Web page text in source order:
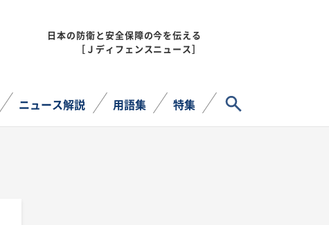
日本の防衛と安全保障の今を伝える
［Ｊディフェンスニュース］
ニュース解説 用語集 特集